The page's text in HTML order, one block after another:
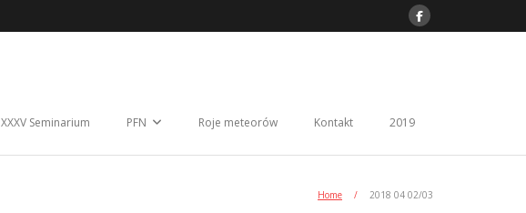
XXXV Seminarium PFN Roje meteorów Kontakt 2019
Home / 2018 04 02/03